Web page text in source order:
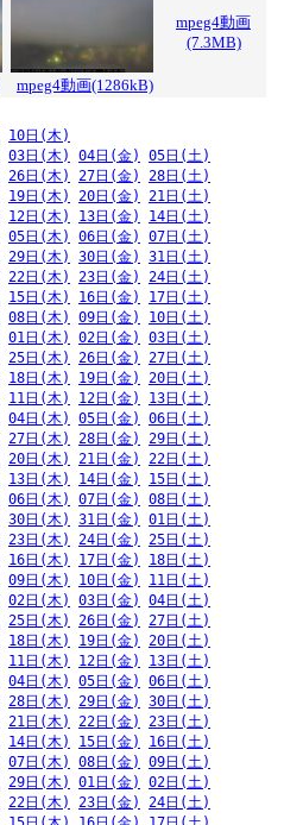
mpeg4動画
(7.3MB)
mpeg4動画(1286kB)
10日(木)
03日(木) 04日(金)
05日(土)
26日(木) 27日(金)
28日(土)
19日(木) 20日(金)
21日(土)
12日(木) 13日(金)
14日(土)
05日(木) 06日(金)
07日(土)
29日(木) 30日(金)
31日(土)
22日(木) 23日(金)
24日(土)
15日(木) 16日(金)
17日(土)
08日(木) 09日(金)
10日(土)
01日(木) 02日(金)
03日(土)
25日(木) 26日(金)
27日(土)
18日(木) 19日(金)
20日(土)
11日(木) 12日(金)
13日(土)
04日(木) 05日(金)
06日(土)
27日(木) 28日(金)
29日(土)
20日(木) 21日(金)
22日(土)
13日(木) 14日(金)
15日(土)
06日(木) 07日(金)
08日(土)
30日(木) 31日(金)
01日(土)
23日(木) 24日(金)
25日(土)
16日(木) 17日(金)
18日(土)
09日(木) 10日(金)
11日(土)
02日(木) 03日(金)
04日(土)
25日(木) 26日(金)
27日(土)
18日(木) 19日(金)
20日(土)
11日(木) 12日(金)
13日(土)
04日(木) 05日(金)
06日(土)
28日(木) 29日(金)
30日(土)
21日(木) 22日(金)
23日(土)
14日(木) 15日(金)
16日(土)
07日(木) 08日(金)
09日(土)
29日(木) 01日(金)
02日(土)
22日(木) 23日(金)
24日(土)